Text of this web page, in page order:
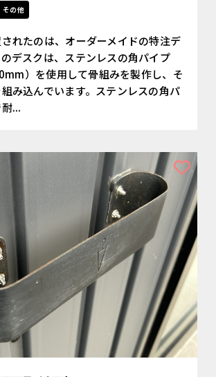
その他
れたのは、オーダーメイドの特注デ
デスクは、ステンレスの角パイプ
）を使用して骨組みを製作し、そ
み込んでいます。ステンレスの角パ
...